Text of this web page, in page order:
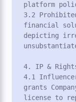
platform
3.2
financial
depicting
4. IP &
4.1
grants
license to